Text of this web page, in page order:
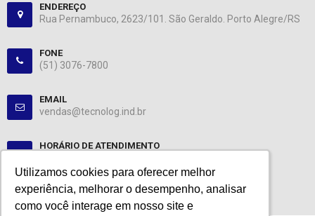
Utilizamos cookies para oferecer melhor
experiência, melhorar o desempenho, analisar
como você interage em nosso site e
Utilizamos cookies para oferecer melhor
experiência, melhorar o desempenho, analisar
como você interage em nosso site e
ENDEREÇO
Rua Pernambuco, 2623/101. São Geraldo. Porto Alegre/RS
FONE
(51) 3076-7800
EMAIL
vendas@tecnolog.ind.br
HORÁRIO DE ATENDIMENTO